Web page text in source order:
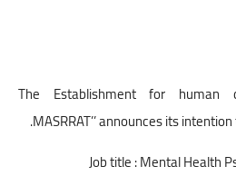
The Establishment for human
MASRRAT’’ announces its
Job title : Mental Health